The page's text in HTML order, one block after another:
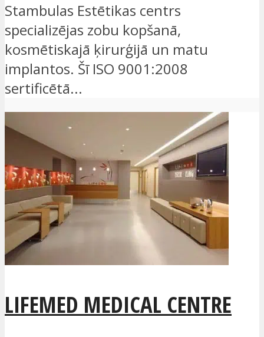
Stambulas Estētikas centrs
specializējas zobu kopšanā,
kosmētiskajā ķirurģijā un matu
implantos. Šī ISO 9001:2008
sertificētā...
LIFEMED MEDICAL CENTRE